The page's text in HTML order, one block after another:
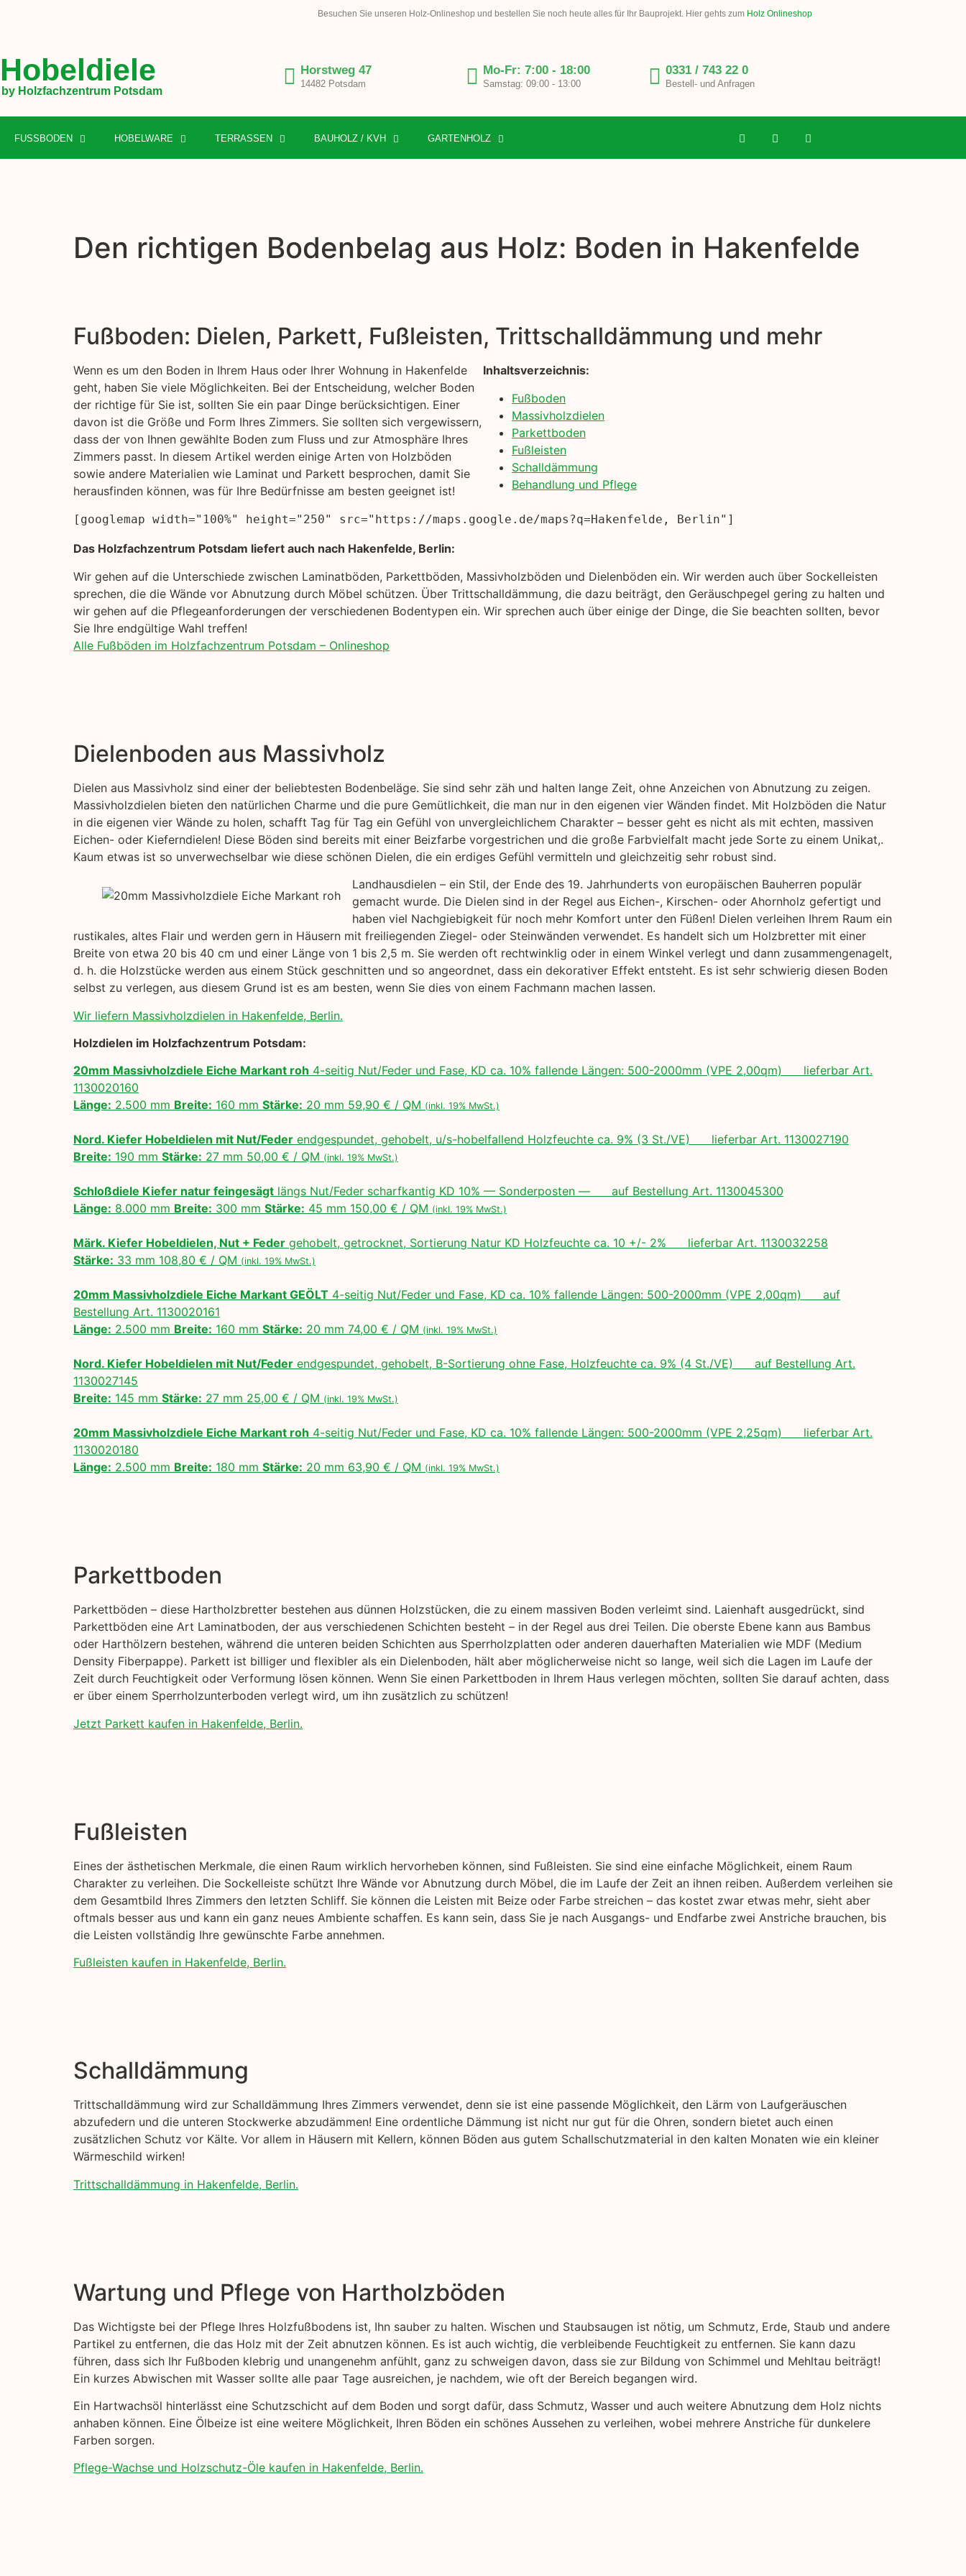
Besuchen Sie unseren Holz-Onlineshop und bestellen Sie noch heute alles für Ihr Bauprojekt. Hier gehts zum Holz Onlineshop
Hobeldiele
by Holzfachzentrum Potsdam
Horstweg 47
14482 Potsdam
Mo-Fr: 7:00 - 18:00
Samstag: 09:00 - 13:00
0331 / 743 22 0
Bestell- und Anfragen
FUSSBODEN HOBELWARE TERRASSEN BAUHOLZ / KVH GARTENHOLZ
Den richtigen Bodenbelag aus Holz: Boden in Hakenfelde
Fußboden: Dielen, Parkett, Fußleisten, Trittschalldämmung und mehr
Wenn es um den Boden in Ihrem Haus oder Ihrer Wohnung in Hakenfelde
geht, haben Sie viele Möglichkeiten. Bei der Entscheidung, welcher Boden
der richtige für Sie ist, sollten Sie ein paar Dinge berücksichtigen. Einer
davon ist die Größe und Form Ihres Zimmers. Sie sollten sich vergewissern,
dass der von Ihnen gewählte Boden zum Fluss und zur Atmosphäre Ihres
Zimmers passt. In diesem Artikel werden einige Arten von Holzböden
sowie andere Materialien wie Laminat und Parkett besprochen, damit Sie
herausfinden können, was für Ihre Bedürfnisse am besten geeignet ist!
Inhaltsverzeichnis:
Fußboden
Massivholzdielen
Parkettboden
Fußleisten
Schalldämmung
Behandlung und Pflege
[googlemap width="100%" height="250" src="https://maps.google.de/maps?q=Hakenfelde, Berlin"]
Das Holzfachzentrum Potsdam liefert auch nach Hakenfelde, Berlin:
Wir gehen auf die Unterschiede zwischen Laminatböden, Parkettböden, Massivholzböden und Dielenböden ein. Wir werden auch über Sockelleisten
sprechen, die die Wände vor Abnutzung durch Möbel schützen. Über Trittschalldämmung, die dazu beiträgt, den Geräuschpegel gering zu halten und
wir gehen auf die Pflegeanforderungen der verschiedenen Bodentypen ein. Wir sprechen auch über einige der Dinge, die Sie beachten sollten, bevor
Sie Ihre endgültige Wahl treffen!
Alle Fußböden im Holzfachzentrum Potsdam – Onlineshop
Dielenboden aus Massivholz
Dielen aus Massivholz sind einer der beliebtesten Bodenbeläge. Sie sind sehr zäh und halten lange Zeit, ohne Anzeichen von Abnutzung zu zeigen.
Massivholzdielen bieten den natürlichen Charme und die pure Gemütlichkeit, die man nur in den eigenen vier Wänden findet. Mit Holzböden die Natur
in die eigenen vier Wände zu holen, schafft Tag für Tag ein Gefühl von unvergleichlichem Charakter – besser geht es nicht als mit echten, massiven
Eichen- oder Kieferndielen! Diese Böden sind bereits mit einer Beizfarbe vorgestrichen und die große Farbvielfalt macht jede Sorte zu einem Unikat,.
Kaum etwas ist so unverwechselbar wie diese schönen Dielen, die ein erdiges Gefühl vermitteln und gleichzeitig sehr robust sind.
Landhausdielen – ein Stil, der Ende des 19. Jahrhunderts von europäischen Bauherren populär
gemacht wurde. Die Dielen sind in der Regel aus Eichen-, Kirschen- oder Ahornholz gefertigt und
haben viel Nachgiebigkeit für noch mehr Komfort unter den Füßen! Dielen verleihen Ihrem Raum ein
rustikales, altes Flair und werden gern in Häusern mit freiliegenden Ziegel- oder Steinwänden verwendet. Es handelt sich um Holzbretter mit einer
Breite von etwa 20 bis 40 cm und einer Länge von 1 bis 2,5 m. Sie werden oft rechtwinklig oder in einem Winkel verlegt und dann zusammengenagelt,
d. h. die Holzstücke werden aus einem Stück geschnitten und so angeordnet, dass ein dekorativer Effekt entsteht. Es ist sehr schwierig diesen Boden
selbst zu verlegen, aus diesem Grund ist es am besten, wenn Sie dies von einem Fachmann machen lassen.
Wir liefern Massivholzdielen in Hakenfelde, Berlin.
Holzdielen im Holzfachzentrum Potsdam:
20mm Massivholzdiele Eiche Markant roh 4-seitig Nut/Feder und Fase, KD ca. 10% fallende Längen: 500-2000mm (VPE 2,00qm) lieferbar Art.
1130020160
Länge: 2.500 mm Breite: 160 mm Stärke: 20 mm 59,90 € / QM (inkl. 19% MwSt.)
Nord. Kiefer Hobeldielen mit Nut/Feder endgespundet, gehobelt, u/s-hobelfallend Holzfeuchte ca. 9% (3 St./VE) lieferbar Art. 1130027190
Breite: 190 mm Stärke: 27 mm 50,00 € / QM (inkl. 19% MwSt.)
Schloßdiele Kiefer natur feingesägt längs Nut/Feder scharfkantig KD 10% — Sonderposten — auf Bestellung Art. 1130045300
Länge: 8.000 mm Breite: 300 mm Stärke: 45 mm 150,00 € / QM (inkl. 19% MwSt.)
Märk. Kiefer Hobeldielen, Nut + Feder gehobelt, getrocknet, Sortierung Natur KD Holzfeuchte ca. 10 +/- 2% lieferbar Art. 1130032258
Stärke: 33 mm 108,80 € / QM (inkl. 19% MwSt.)
20mm Massivholzdiele Eiche Markant GEÖLT 4-seitig Nut/Feder und Fase, KD ca. 10% fallende Längen: 500-2000mm (VPE 2,00qm) auf
Bestellung Art. 1130020161
Länge: 2.500 mm Breite: 160 mm Stärke: 20 mm 74,00 € / QM (inkl. 19% MwSt.)
Nord. Kiefer Hobeldielen mit Nut/Feder endgespundet, gehobelt, B-Sortierung ohne Fase, Holzfeuchte ca. 9% (4 St./VE) auf Bestellung Art.
1130027145
Breite: 145 mm Stärke: 27 mm 25,00 € / QM (inkl. 19% MwSt.)
20mm Massivholzdiele Eiche Markant roh 4-seitig Nut/Feder und Fase, KD ca. 10% fallende Längen: 500-2000mm (VPE 2,25qm) lieferbar Art.
1130020180
Länge: 2.500 mm Breite: 180 mm Stärke: 20 mm 63,90 € / QM (inkl. 19% MwSt.)
Parkettboden
Parkettböden – diese Hartholzbretter bestehen aus dünnen Holzstücken, die zu einem massiven Boden verleimt sind. Laienhaft ausgedrückt, sind
Parkettböden eine Art Laminatboden, der aus verschiedenen Schichten besteht – in der Regel aus drei Teilen. Die oberste Ebene kann aus Bambus
oder Harthölzern bestehen, während die unteren beiden Schichten aus Sperrholzplatten oder anderen dauerhaften Materialien wie MDF (Medium
Density Fiberpappe). Parkett ist billiger und flexibler als ein Dielenboden, hält aber möglicherweise nicht so lange, weil sich die Lagen im Laufe der
Zeit durch Feuchtigkeit oder Verformung lösen können. Wenn Sie einen Parkettboden in Ihrem Haus verlegen möchten, sollten Sie darauf achten, dass
er über einem Sperrholzunterboden verlegt wird, um ihn zusätzlich zu schützen!
Jetzt Parkett kaufen in Hakenfelde, Berlin.
Fußleisten
Eines der ästhetischen Merkmale, die einen Raum wirklich hervorheben können, sind Fußleisten. Sie sind eine einfache Möglichkeit, einem Raum
Charakter zu verleihen. Die Sockelleiste schützt Ihre Wände vor Abnutzung durch Möbel, die im Laufe der Zeit an ihnen reiben. Außerdem verleihen sie
dem Gesamtbild Ihres Zimmers den letzten Schliff. Sie können die Leisten mit Beize oder Farbe streichen – das kostet zwar etwas mehr, sieht aber
oftmals besser aus und kann ein ganz neues Ambiente schaffen. Es kann sein, dass Sie je nach Ausgangs- und Endfarbe zwei Anstriche brauchen, bis
die Leisten vollständig Ihre gewünschte Farbe annehmen.
Fußleisten kaufen in Hakenfelde, Berlin.
Schalldämmung
Trittschalldämmung wird zur Schalldämmung Ihres Zimmers verwendet, denn sie ist eine passende Möglichkeit, den Lärm von Laufgeräuschen
abzufedern und die unteren Stockwerke abzudämmen! Eine ordentliche Dämmung ist nicht nur gut für die Ohren, sondern bietet auch einen
zusätzlichen Schutz vor Kälte. Vor allem in Häusern mit Kellern, können Böden aus gutem Schallschutzmaterial in den kalten Monaten wie ein kleiner
Wärmeschild wirken!
Trittschalldämmung in Hakenfelde, Berlin.
Wartung und Pflege von Hartholzböden
Das Wichtigste bei der Pflege Ihres Holzfußbodens ist, Ihn sauber zu halten. Wischen und Staubsaugen ist nötig, um Schmutz, Erde, Staub und andere
Partikel zu entfernen, die das Holz mit der Zeit abnutzen können. Es ist auch wichtig, die verbleibende Feuchtigkeit zu entfernen. Sie kann dazu
führen, dass sich Ihr Fußboden klebrig und unangenehm anfühlt, ganz zu schweigen davon, dass sie zur Bildung von Schimmel und Mehltau beiträgt!
Ein kurzes Abwischen mit Wasser sollte alle paar Tage ausreichen, je nachdem, wie oft der Bereich begangen wird.
Ein Hartwachsöl hinterlässt eine Schutzschicht auf dem Boden und sorgt dafür, dass Schmutz, Wasser und auch weitere Abnutzung dem Holz nichts
anhaben können. Eine Ölbeize ist eine weitere Möglichkeit, Ihren Böden ein schönes Aussehen zu verleihen, wobei mehrere Anstriche für dunkelere
Farben sorgen.
Pflege-Wachse und Holzschutz-Öle kaufen in Hakenfelde, Berlin.